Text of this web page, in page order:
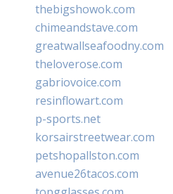
thebigshowok.com
chimeandstave.com
greatwallseafoodny.com
theloverose.com
gabriovoice.com
resinflowart.com
p-sports.net
korsairstreetwear.com
petshopallston.com
avenue26tacos.com